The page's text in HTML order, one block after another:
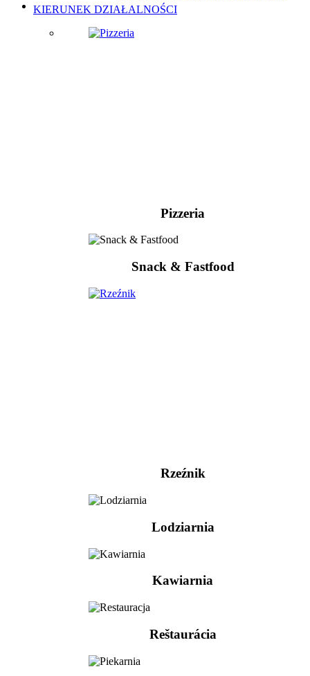
KIERUNEK DZIAŁALNOŚCI
Pizzeria
Snack & Fastfood
Rzeźnik
Lodziarnia
Kawiarnia
Reštaurácia